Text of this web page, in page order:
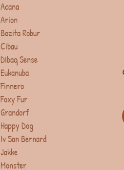
Acana
Arion
Bozita Robur
Cibau
Dibaq Sense
Eukanuba
Finnero
Foxy Fur
Grandorf
Happy Dog
Iv San Bernard
Jakke
Monster